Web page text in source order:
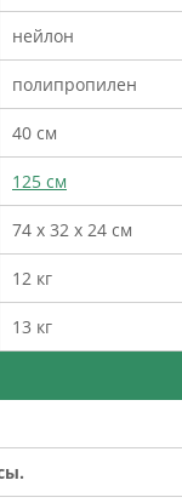
нейлон
полипропилен
40 см
125 см
74 х 32 х 24 см
12 кг
13 кг